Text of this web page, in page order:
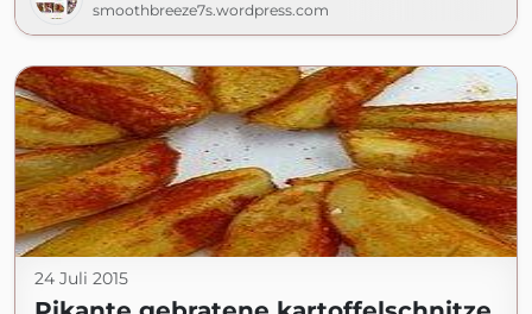
smoothbreeze7s.wordpress.com
24 Juli 2015